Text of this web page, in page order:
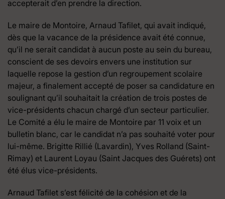
accepterait d’en prendre la direction.
Le maire de Montoire, Arnaud Tafilet, qui avait indiqué,
dès que la vacance de la présidence avait été connue,
qu’il ne serait candidat à aucun poste au sein du bureau,
conscient de ses devoirs envers une institution sur
laquelle repose la gestion d’un regroupement scolaire
majeur, a finalement accepté de poser sa candidature en
soulignant qu’il souhaitait la création de trois postes de
vice-présidents chacun chargé d’un secteur particulier.
Le Comité a élu le maire de Montoire par 11 voix et un
bulletin blanc, car le candidat n’a pas souhaité voter pour
lui-même. Brigitte Rillié (Lavardin), Yves Rolland (Saint-
Rimay) et Laurent Loyau (Saint Jacques des Guérets) ont
été élus vice-présidents.
Arnaud Tafilet s’est félicité de la cohésion et de la